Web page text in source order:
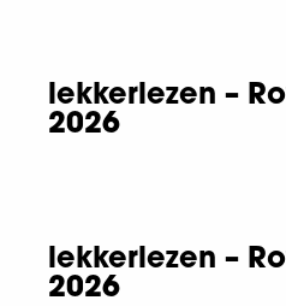
lekkerlezen –
2026
lekkerlezen –
2026